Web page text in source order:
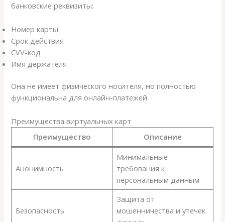
банковские реквизиты:
Номер карты
Срок действия
CVV-код
Имя держателя
Она не имеет физического носителя, но полностью
функциональна для онлайн-платежей.
Преимущества виртуальных карт
Преимущество
Описание
Анонимность
Минимальные
требования к
персональным данным
Безопасность
Защита от
мошенничества и утечек